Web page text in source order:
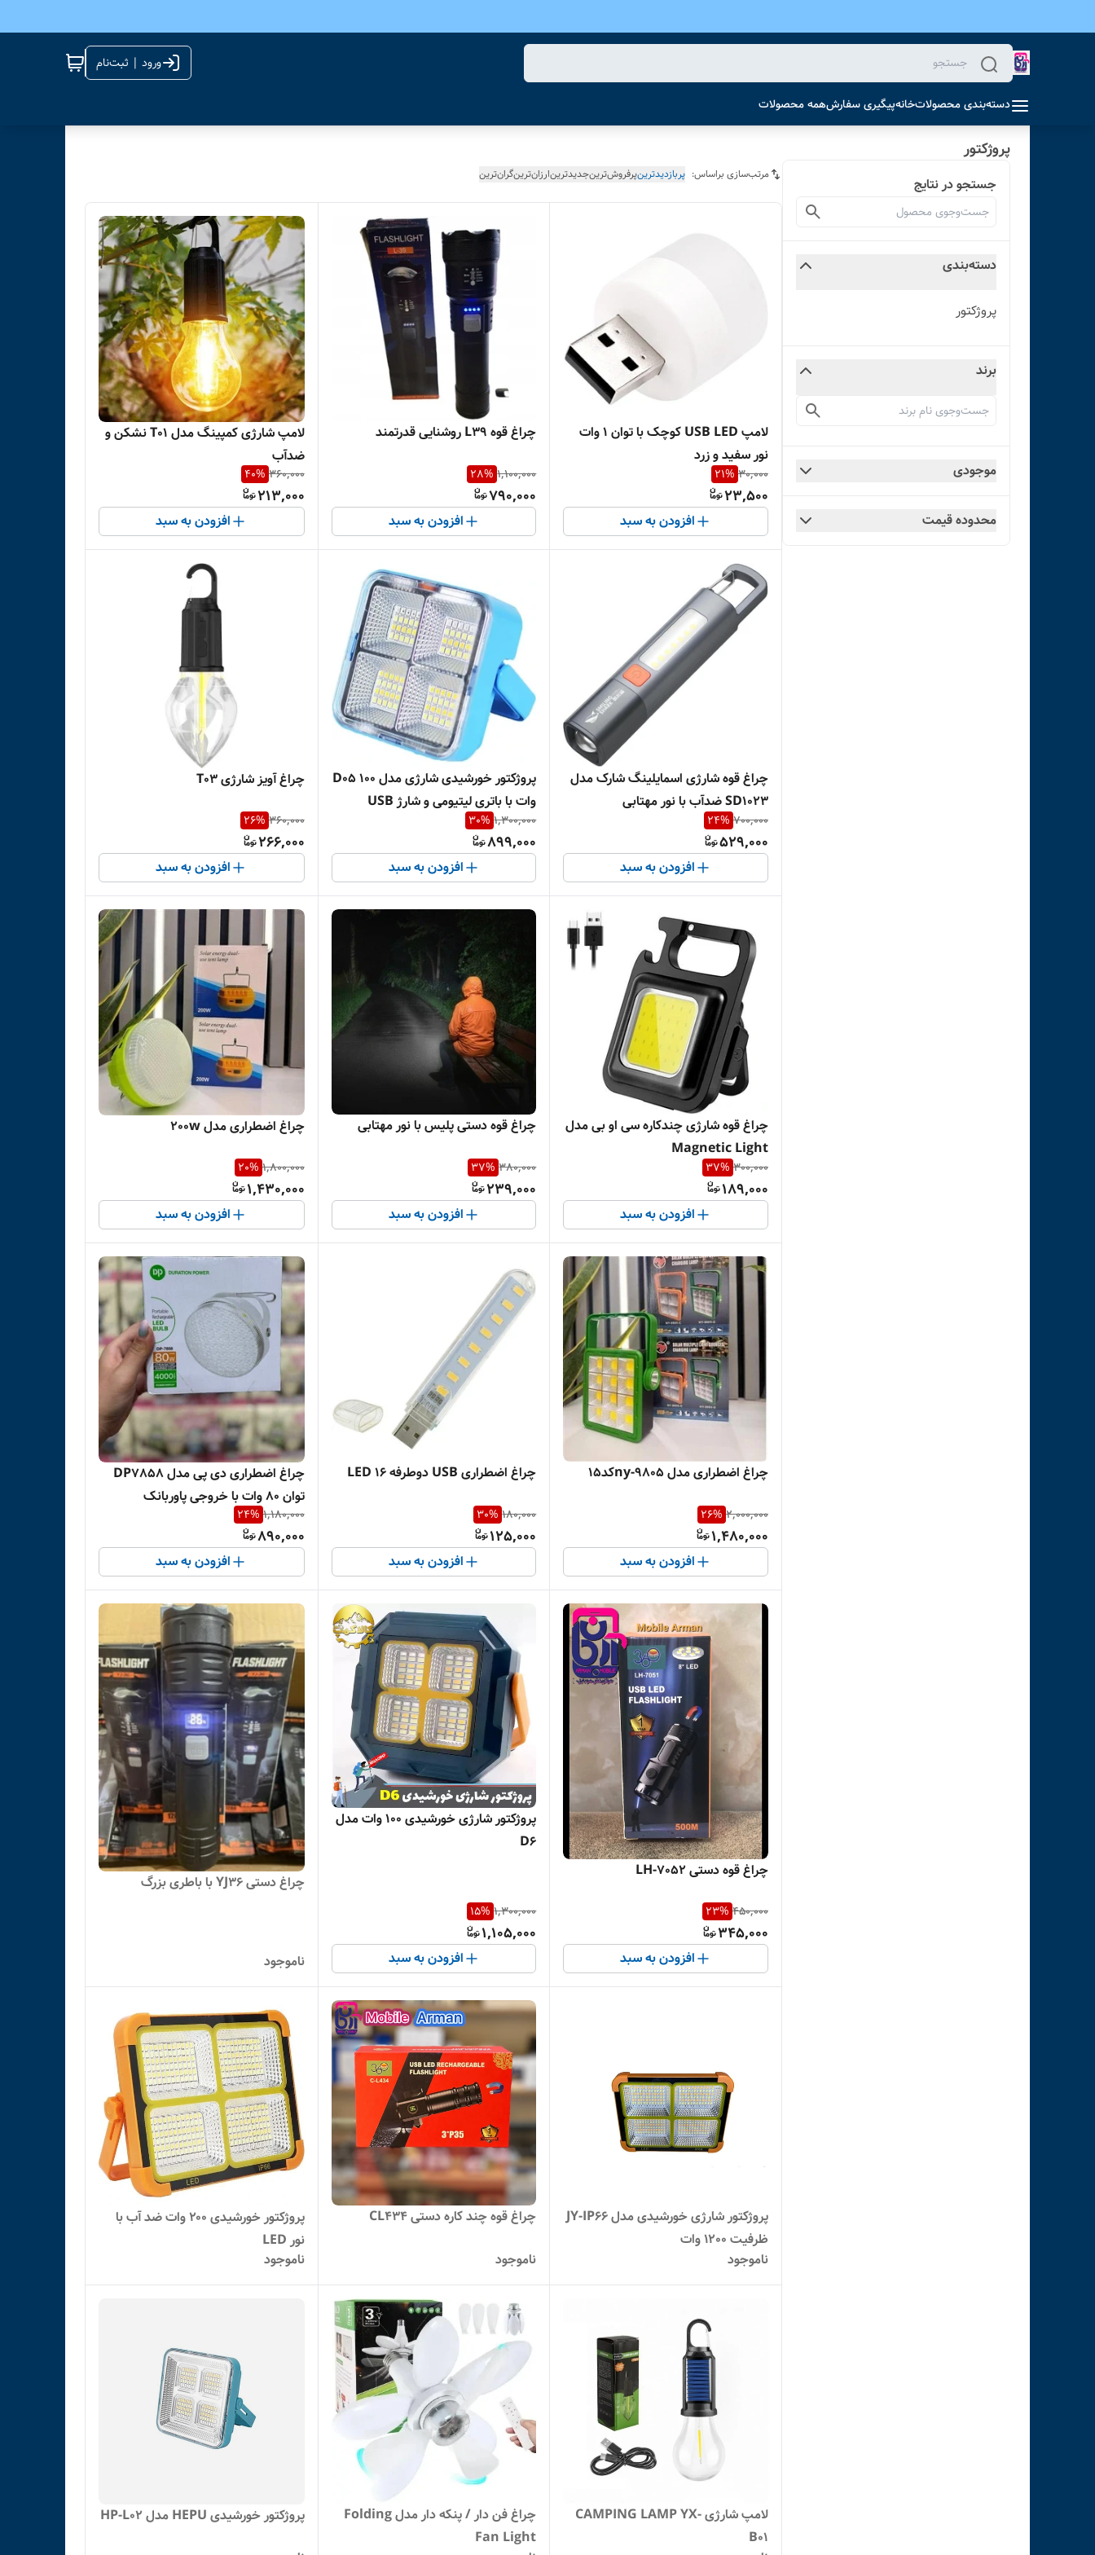
ورود | ثبت‌نام
دسته‌بندی محصولاتخانهپیگیری سفارشهمه محصولات
پروژکتور
جستجو در نتایج
دسته‌بندی
پروژکتور
برند
موجودی
محدوده قیمت
مرتب‌سازی براساس: پربازدیدترینپرفروش‌ترینجدیدترینارزان‌ترینگران‌ترین
لامپ USB LED کوچک با توان ۱ وات
نور سفید و زرد
30,000
21%
23,500
افزودن به سبد
چراغ قوه L39 روشنایی قدرتمند
1,100,000
28%
790,000
افزودن به سبد
لامپ شارژی کمپینگ مدل T01 نشکن و
ضدآب
360,000
40%
213,000
افزودن به سبد
چراغ قوه شارژی اسمایلینگ شارک مدل
SD1023 ضدآب با نور مهتابی
700,000
24%
529,000
افزودن به سبد
پروژکتور خورشیدی شارژی مدل D05 ۱۰۰
وات با باتری لیتیومی و شارژ USB
1,300,000
30%
899,000
افزودن به سبد
چراغ آویز شارژی T03
360,000
26%
266,000
افزودن به سبد
چراغ قوه شارژی چندکاره سی او بی مدل
Magnetic Light
300,000
37%
189,000
افزودن به سبد
چراغ قوه دستی پلیس با نور مهتابی
380,000
37%
239,000
افزودن به سبد
چراغ اضطراری مدل 200w
1,800,000
20%
1,430,000
افزودن به سبد
چراغ اضطراری مدل ny-9805کد15
2,000,000
26%
1,480,000
افزودن به سبد
چراغ اضطراری USB دوطرفه ۱۶ LED
180,000
30%
125,000
افزودن به سبد
چراغ اضطراری دی پی مدل DP7858
توان ۸۰ وات با خروجی پاوربانک
1,180,000
24%
890,000
افزودن به سبد
چراغ قوه دستی LH-7052
450,000
23%
345,000
افزودن به سبد
پروژکتور شارژی خورشیدی 100 وات مدل
D6
1,300,000
15%
1,105,000
افزودن به سبد
چراغ دستی YJ36 با باطری بزرگ
ناموجود
پروژکتور شارژی خورشیدی مدل JY-IP66
ظرفیت ۱۲۰۰ وات
ناموجود
چراغ قوه چند کاره دستی CL434
ناموجود
پروژکتور خورشیدی ۲۰۰ وات ضد آب با
نور LED
ناموجود
لامپ شارژی CAMPING LAMP YX-
B01
چراغ فن دار / پنکه دار مدل Folding
Fan Light
پروژکتور خورشیدی HEPU مدل HP-L02